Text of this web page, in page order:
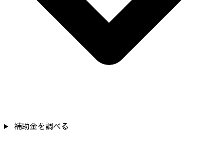
補助金を調べる